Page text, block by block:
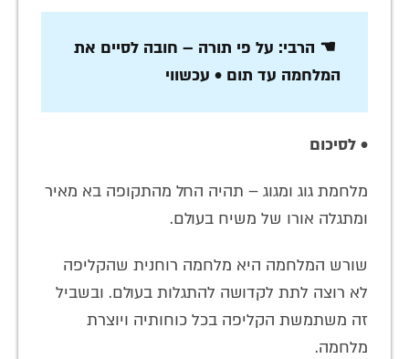
☚ הרבי: על פי תורה – חובה לסיים את
המלחמה עד תום • עכשווי
• לסיכום
מלחמת גוג ומגוג – תהיה החל מהתקופה בא מאיר
ומתגלה אורו של משיח בעולם.
שורש המלחמה היא מלחמה רוחנית שהקליפה
לא רוצה לתת לקדושה להתגלות בעולם. ובשביל
זה משתמשת הקליפה בכל כוחותיה ויוצרת
מלחמה.